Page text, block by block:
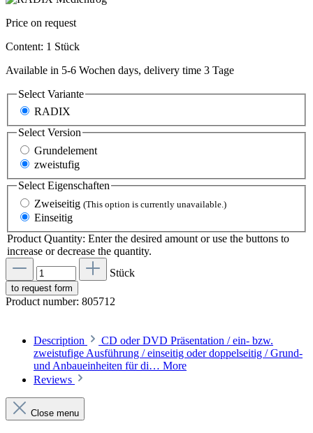
Price on request
Content: 1 Stück
Available in 5-6 Wochen days, delivery time 3 Tage
Select Variante
RADIX
SelectVersion
Grundelement
zweistufig
Select Eigenschaften
Zweiseitig (This option is currently unavailable.)
Einseitig
Product Quantity: Enter the desired amount or use the buttons to
increase or decrease the quantity.
Stück
to request form
Product number: 805712
Description
CD oder DVD Präsentation / ein- bzw.
zweistufige Ausführung / einseitig oder doppelseitig / Grund-
und Anbaueinheiten für di… More
Reviews
Close menu